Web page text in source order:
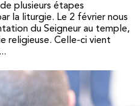
plusieurs étapes
la liturgie. Le 2 février nous
du Seigneur au temple,
religieuse. Celle-ci vient